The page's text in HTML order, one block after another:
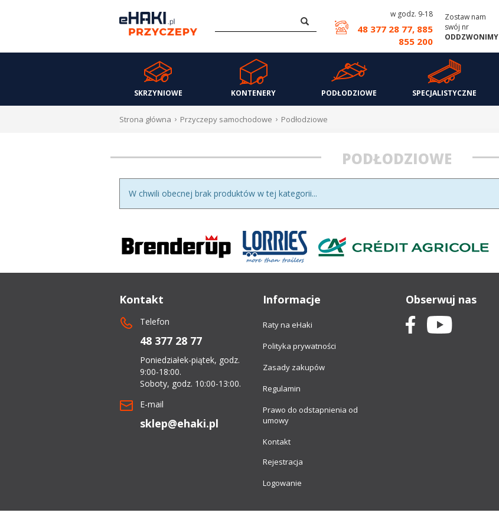
HAKI
w godz. 9-18
48 377 28 77, 885
855 200
Zostaw nam
swój nr
ODDZWONIMY
SKRZYNIOWE KONTENERY PODŁODZIOWE SPECJALISTYCZNE
Strona główna Przyczepy samochodowe Podłodziowe
PODŁODZIOWE
W chwili obecnej brak produktów w tej kategorii...
Kontakt
Telefon
48 377 28 77
Poniedziałek-piątek, godz.
9:00-18:00.
Soboty, godz. 10:00-13:00.
E-mail
sklep@ehaki.pl
Informacje
Raty na eHaki
Polityka prywatności
Zasady zakupów
Regulamin
Prawo do odstapnienia od
umowy
Kontakt
Rejestracja
Logowanie
Obserwuj nas